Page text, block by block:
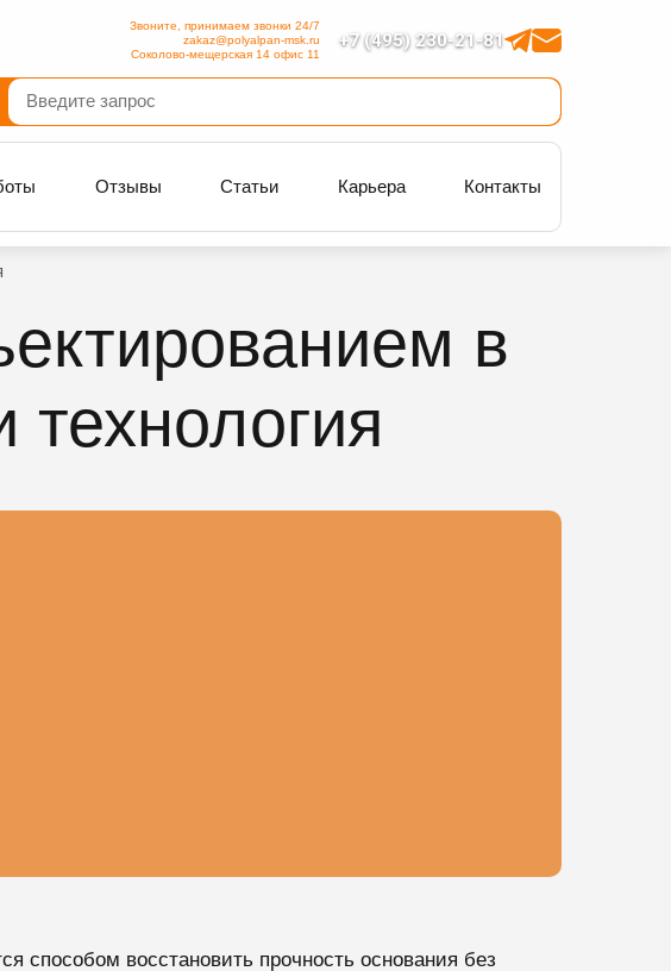
+7 (495) 230-21-81
Звоните, принимаем звонки 24/7
zakaz@polyalpan-msk.ru
Соколово-мещерская 14 офис 11
Отзывы Статьи Карьера Контакты
в
технология
способом восстановить прочность основания без